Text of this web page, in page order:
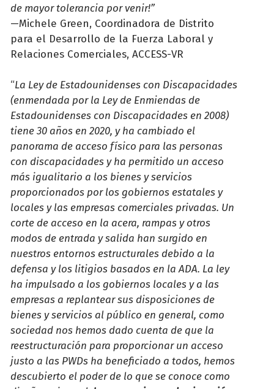
de mayor tolerancia por venir!”
—Michele Green, Coordinadora de Distrito
para el Desarrollo de la Fuerza Laboral y
Relaciones Comerciales, ACCESS-VR
“La Ley de Estadounidenses con Discapacidades
(enmendada por la Ley de Enmiendas de
Estadounidenses con Discapacidades en 2008)
tiene 30 años en 2020, y ha cambiado el
panorama de acceso físico para las personas
con discapacidades y ha permitido un acceso
más igualitario a los bienes y servicios
proporcionados por los gobiernos estatales y
locales y las empresas comerciales privadas. Un
corte de acceso en la acera, rampas y otros
modos de entrada y salida han surgido en
nuestros entornos estructurales debido a la
defensa y los litigios basados en la ADA. La ley
ha impulsado a los gobiernos locales y a las
empresas a replantear sus disposiciones de
bienes y servicios al público en general, como
sociedad nos hemos dado cuenta de que la
reestructuración para proporcionar un acceso
justo a las PWDs ha beneficiado a todos, hemos
descubierto el poder de lo que se conoce como